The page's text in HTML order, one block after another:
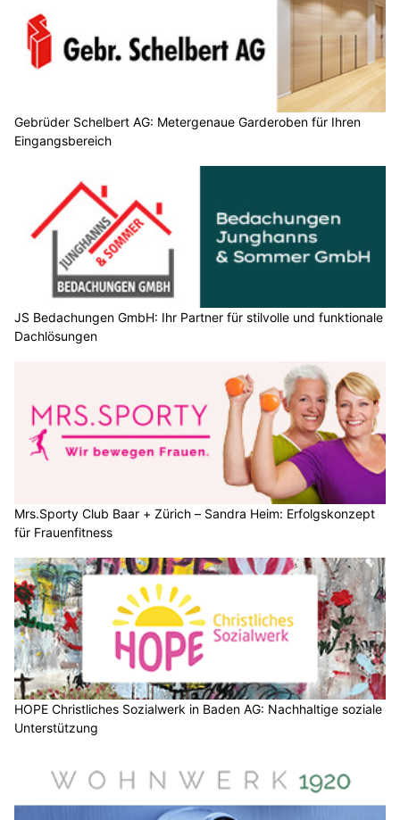
Gebrüder Schelbert AG: Metergenaue Garderoben für Ihren
Eingangsbereich
JS Bedachungen GmbH: Ihr Partner für stilvolle und funktionale
Dachlösungen
Mrs.Sporty Club Baar + Zürich – Sandra Heim: Erfolgskonzept
für Frauenfitness
HOPE Christliches Sozialwerk in Baden AG: Nachhaltige soziale
Unterstützung